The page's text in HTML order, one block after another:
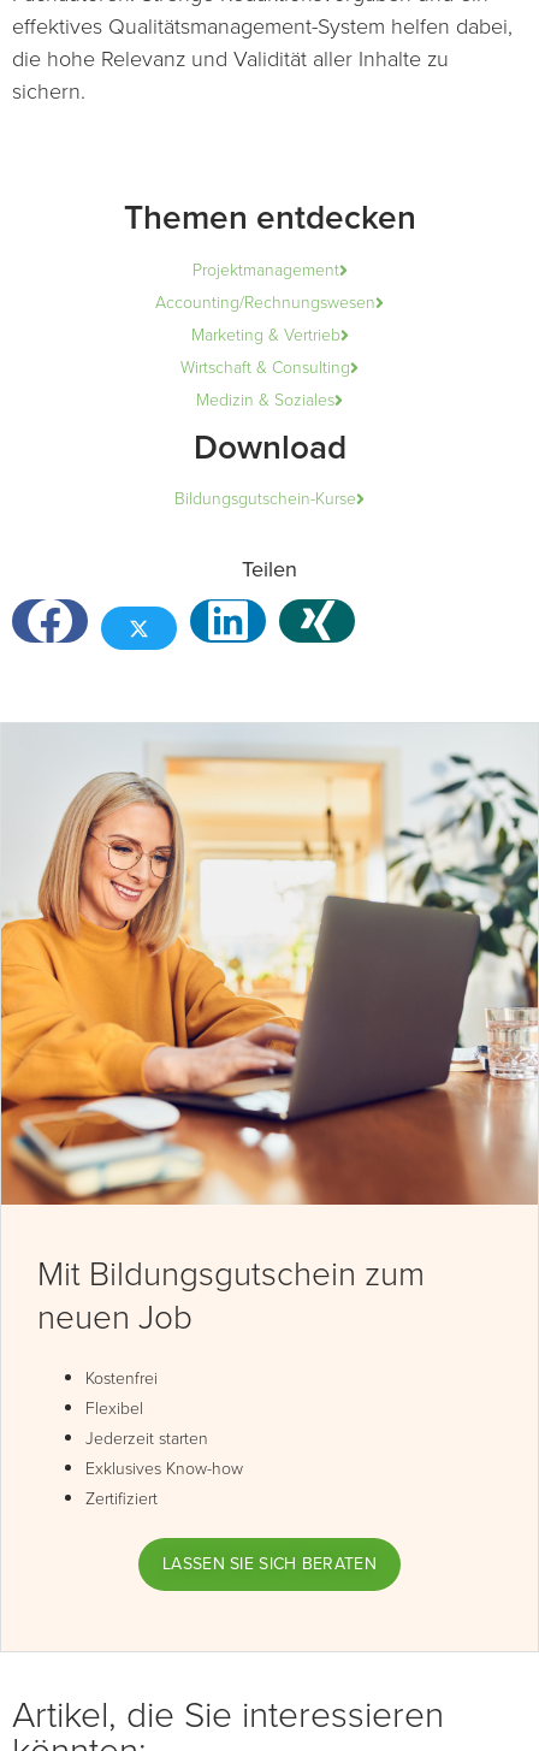
effektives Qualitätsmanagement-System helfen dabei,
die hohe Relevanz und Validität aller Inhalte zu
sichern.
Themen entdecken
Projektmanagement
Accounting/Rechnungswesen
Marketing & Vertrieb
Wirtschaft & Consulting
Medizin & Soziales
Download
Bildungsgutschein-Kurse
Teilen
Mit Bildungsgutschein zum
neuen Job
Kostenfrei
Flexibel
Jederzeit starten
Exklusives Know-how
Zertifiziert
LASSEN SIE SICH BERATEN
Artikel, die Sie interessieren